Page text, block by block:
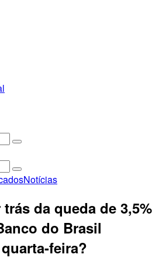
Notícias
da queda de 3,5%
do Brasil
feira?